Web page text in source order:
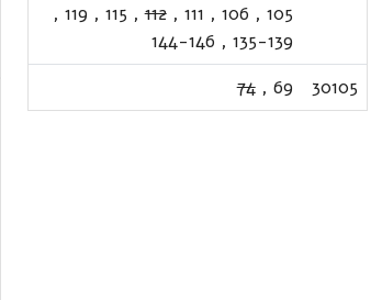
105
,
106
,
111
,
112
,
115
,
119
,
135-139
,
144-146
30105
69
,
74